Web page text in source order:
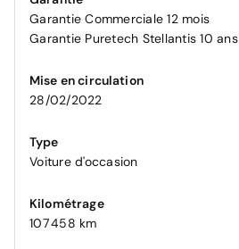
Garantie Commerciale 12 mois
Garantie Puretech Stellantis 10 ans
Mise en circulation
28/02/2022
Type
Voiture d'occasion
Kilométrage
107 458 km